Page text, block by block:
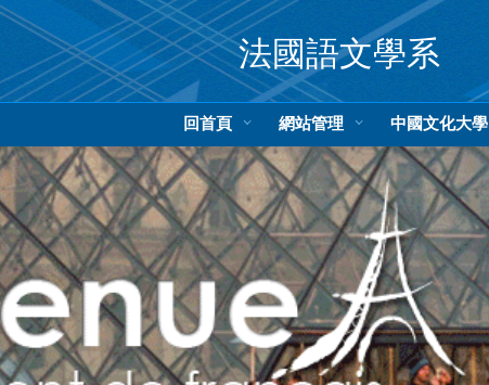
法國語文學系
回首頁 網站管理 中國文化大學